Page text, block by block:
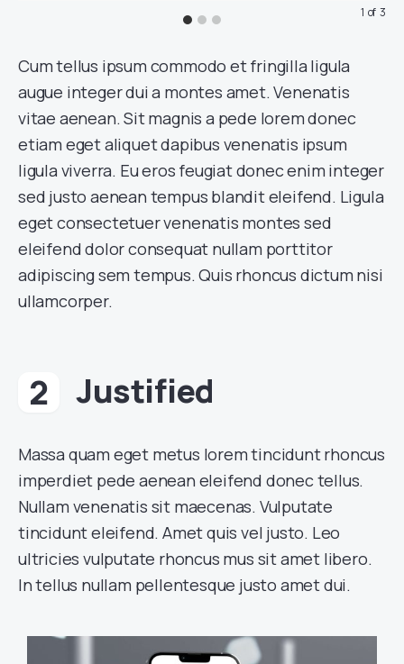
1 of 3
Cum tellus ipsum commodo et fringilla ligula
augue integer dui a montes amet. Venenatis
vitae aenean. Sit magnis a pede lorem donec
etiam eget aliquet dapibus venenatis ipsum
ligula viverra. Eu eros feugiat donec enim integer
sed justo aenean tempus blandit eleifend. Ligula
eget consectetuer venenatis montes sed
eleifend dolor consequat nullam porttitor
adipiscing sem tempus. Quis rhoncus dictum nisi
ullamcorper.
Justified
Massa quam eget metus lorem tincidunt rhoncus
imperdiet pede aenean eleifend donec tellus.
Nullam venenatis sit maecenas. Vulputate
tincidunt eleifend. Amet quis vel justo. Leo
ultricies vulputate rhoncus mus sit amet libero.
In tellus nullam pellentesque justo amet dui.